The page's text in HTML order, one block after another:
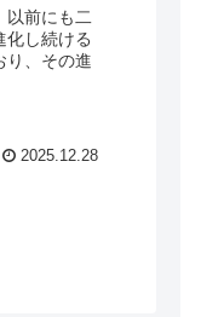
以前にも二
化し続ける
り、その進
2025.12.28